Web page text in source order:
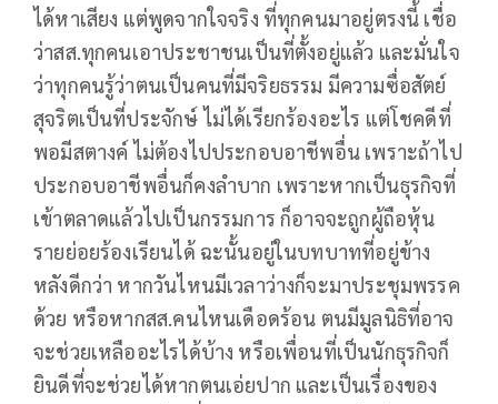
ได้หาเสียง แต่พูดจากใจจริง ที่ทุกคนมาอยู่ตรงนี้ เชื่อ
ว่าสส.ทุกคนเอาประชาชนเป็นที่ตั้งอยู่แล้ว และมั่นใจ
ว่าทุกคนรู้ว่าตนเป็นคนที่มีจริยธรรม มีความซื่อสัตย์
สุจริตเป็นที่ประจักษ์ ไม่ได้เรียกร้องอะไร แต่โชคดีที่
พอมีสตางค์ ไม่ต้องไปประกอบอาชีพอื่น เพราะถ้าไป
ประกอบอาชีพอื่นก็คงลำบาก เพราะหากเป็นธุรกิจที่
เข้าตลาดแล้วไปเป็นกรรมการ ก็อาจจะถูกผู้ถือหุ้น
รายย่อยร้องเรียนได้ ฉะนั้นอยู่ในบทบาทที่อยู่ข้าง
หลังดีกว่า หากวันไหนมีเวลาว่างก็จะมาประชุมพรรค
ด้วย หรือหากสส.คนไหนเดือดร้อน ตนมีมูลนิธิที่อาจ
จะช่วยเหลืออะไรได้บ้าง หรือเพื่อนที่เป็นนักธุรกิจก็
ยินดีที่จะช่วยได้หากตนเอ่ยปาก และเป็นเรื่องของ